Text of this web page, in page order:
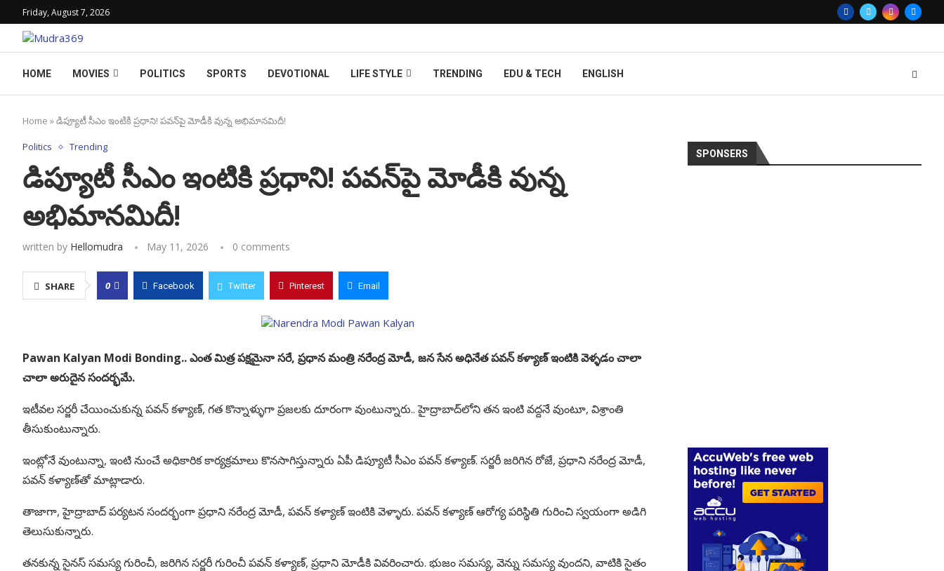
Friday, August 7, 2026
HOME MOVIES POLITICS SPORTS DEVOTIONAL LIFE STYLE TRENDING EDU & TECH ENGLISH
Home »డిప్యూటీ సీఎం ఇంటికి ప్రధాని! పవన్‌పై మోడీకి వున్న అభిమానమిదీ!
Politics Trending
డిప్యూటీ సీఎం ఇంటికి ప్రధాని! పవన్‌పై మోడీకి వున్న
అభిమానమిదీ!
written by Hellomudra May 11, 2026 0 comments
SHARE 0 Facebook Twitter Pinterest Email
Pawan Kalyan Modi Bonding.. ఎంత మిత్ర పక్షమైనా సరే, ప్రధాన మంత్రి నరేంద్ర మోడీ, జన సేన అధినేత పవన్ కళ్యాణ్ ఇంటికి వెళ్ళడం చాలా
చాలా అరుదైన సందర్భమే.
ఇటీవల సర్జరీ చేయించుకున్న పవన్ కళ్యాణ్, గత కొన్నాళ్ళుగా ప్రజలకు దూరంగా వుంటున్నారు.. హైద్రాబాద్‌లోని తన ఇంటి వద్దనే వుంటూ, విశ్రాంతి
తీసుకుంటున్నారు.
ఇంట్లోనే వుంటున్నా, ఇంటి నుంచే అధికారిక కార్యక్రమాలు కొనసాగిస్తున్నారు ఏపీ డిప్యూటీ సీఎం పవన్ కళ్యాణ్. సర్జరీ జరిగిన రోజే, ప్రధాని నరేంద్ర మోడీ,
పవన్ కళ్యాణ్‌తో మాట్లాడారు.
తాజాగా, హైద్రాబాద్ పర్యటన సందర్భంగా ప్రధాని నరేంద్ర మోడీ, పవన్ కళ్యాణ్ ఇంటికి వెళ్ళారు. పవన్ కళ్యాణ్ ఆరోగ్య పరిస్థితి గురించి స్వయంగా అడిగి
తెలుసుకున్నారు.
తనకున్న సైనస్ సమస్య గురించీ, జరిగిన సర్జరీ గురించీ పవన్ కళ్యాణ్, ప్రధాని మోడీకి వివరించారు. భుజం సమస్య, వెన్ను సమస్య వుందని, వాటికి సైతం
SPONSERS